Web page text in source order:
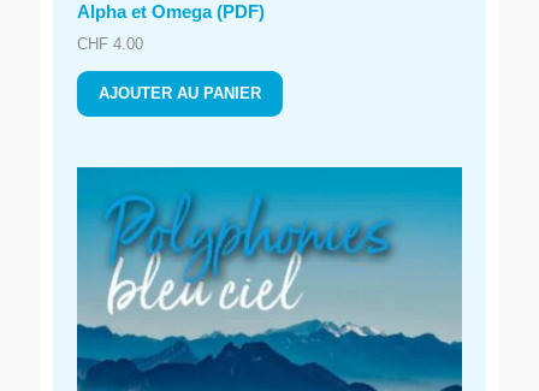
Alpha et Omega (PDF)
CHF 4.00
AJOUTER AU PANIER